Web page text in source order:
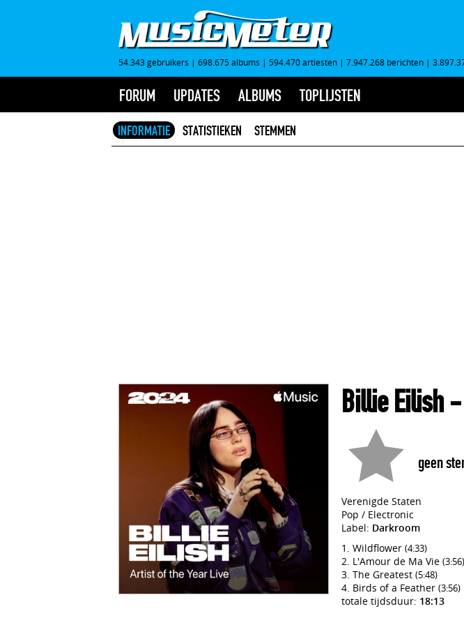
54.343 gebruikers | 698.675 albums | 594.470 artiesten | 7.947.268 berichten |
FORUM UPDATES ALBUMS TOPLIJSTEN
INFORMATIE STATISTIEKEN STEMMEN
Billie Eilish-
geen
Verenigde Staten
Pop / Electronic
Label: Darkroom
Wildflower (4:33)
L'Amour de Ma Vie (3:56)
The Greatest (5:48)
Birds of a Feather (3:56)
totale tijdsduur: 18:13